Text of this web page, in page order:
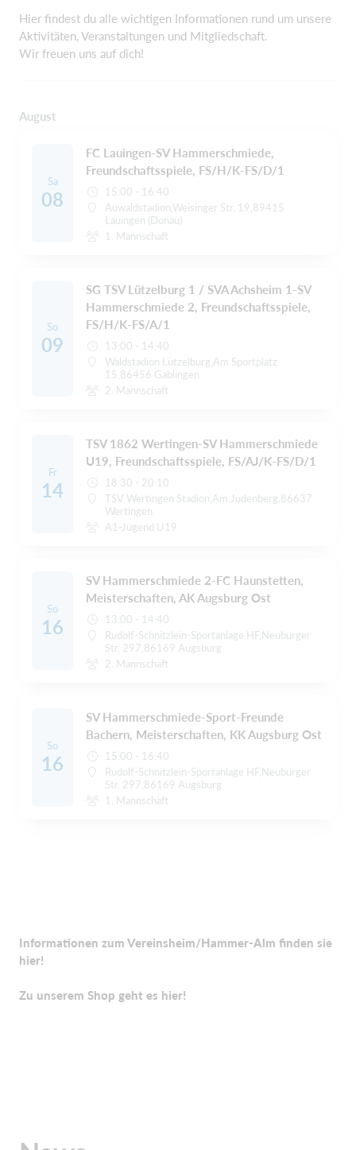
Hier findest du alle wichtigen Informationen rund um unsere
Aktivitäten, Veranstaltungen und Mitgliedschaft.
Wir freuen uns auf dich!
August
Sa
08
FC Lauingen-SV Hammerschmiede,
Freundschaftsspiele, FS/H/K-FS/D/1
15:00 - 16:40
Auwaldstadion,Weisinger Str. 19,89415
Lauingen (Donau)
1. Mannschaft
So
09
SG TSV Lützelburg 1 / SVA Achsheim 1-SV
Hammerschmiede 2, Freundschaftsspiele,
FS/H/K-FS/A/1
13:00 - 14:40
Waldstadion Lützelburg,Am Sportplatz
15,86456 Gablingen
2. Mannschaft
Fr
14
TSV 1862 Wertingen-SV Hammerschmiede
U19, Freundschaftsspiele, FS/AJ/K-FS/D/1
18:30 - 20:10
TSV Wertingen Stadion,Am Judenberg,86637
Wertingen
A1-Jugend U19
So
16
SV Hammerschmiede 2-FC Haunstetten,
Meisterschaften, AK Augsburg Ost
13:00 - 14:40
Rudolf-Schnitzlein-Sportanlage HF,Neuburger
Str. 297,86169 Augsburg
2. Mannschaft
So
16
SV Hammerschmiede-Sport-Freunde
Bachern, Meisterschaften, KK Augsburg Ost
15:00 - 16:40
Rudolf-Schnitzlein-Sportanlage HF,Neuburger
Str. 297,86169 Augsburg
1. Mannschaft
Informationen zum Vereinsheim/Hammer-Alm finden sie
hier!
Zu unserem Shop geht es hier!